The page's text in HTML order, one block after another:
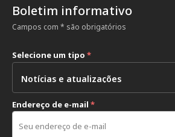
Boletim informativo
Campos com * são obrigatórios
Selecione um tipo *
Endereço de e-mail *